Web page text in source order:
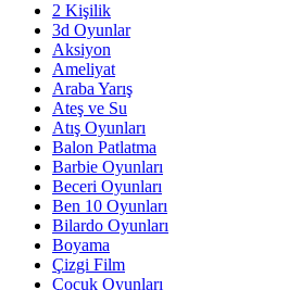
2 Kişilik
3d Oyunlar
Aksiyon
Ameliyat
Araba Yarış
Ateş ve Su
Atış Oyunları
Balon Patlatma
Barbie Oyunları
Beceri Oyunları
Ben 10 Oyunları
Bilardo Oyunları
Boyama
Çizgi Film
Çocuk Oyunları